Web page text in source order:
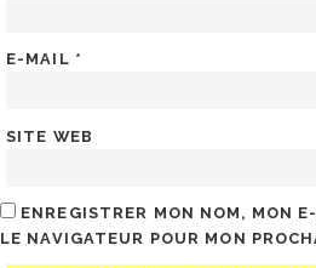
E-MAIL *
SITE WEB
ENREGISTRER MON NOM, MON
LE NAVIGATEUR POUR MON